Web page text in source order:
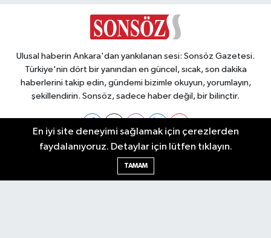
Ulusal haberin Ankara'dan yankılanan sesi: Sonsöz Gazetesi.
Türkiye'nin dört bir yanından en güncel, sıcak, son dakika
haberlerini takip edin, gündemi bizimle okuyun, yorumlayın,
şekillendirin. Sonsöz, sadece haber değil, bir bilinçtir.
Ankara Nöbetçi Eczaneler
En iyi site deneyimi sağlamak için çerezlerden
faydalanıyoruz. Detaylar için lütfen tıklayın.
TAMAM